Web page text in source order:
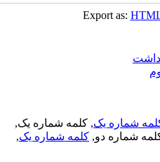
Export as:
شماره یک, کلمه شماره یک,
شماره دو,کلمه شماره یک,